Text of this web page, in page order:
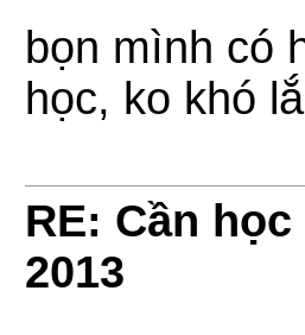
bọn mình có
học, ko khó
RE: Cần
2013